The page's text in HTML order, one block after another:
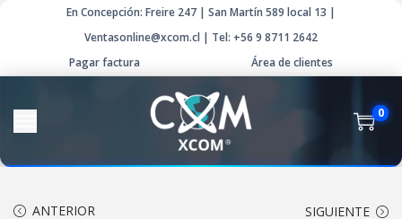
En Concepción: Freire 247 | San Martín 589 local 13 |
Ventasonline@xcom.cl | Tel: +56 9 8711 2642
Pagar factura
Área de clientes
0
ANTERIOR SIGUIENTE